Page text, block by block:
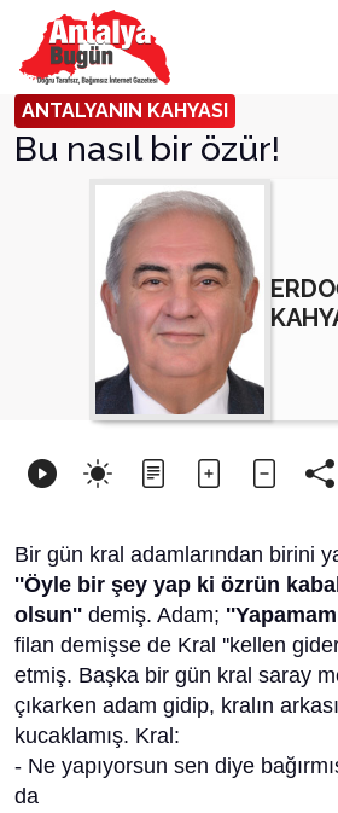
ANTALYANIN KAHYASI
Bu nasıl bir özür!
Bir gün kral adamlarından birini
''Öyle bir şey yap ki özrün
olsun'' demiş. Adam;
filan demişse de Kral ''kellen
etmiş. Başka bir gün kral saray
çıkarken adam gidip, kralın
kucaklamış. Kral:
- Ne yapıyorsun sen diye
da
Arama Yap!